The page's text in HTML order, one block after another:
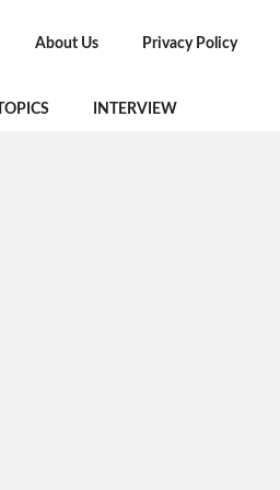
About Us Privacy Policy
TOPICS INTERVIEW